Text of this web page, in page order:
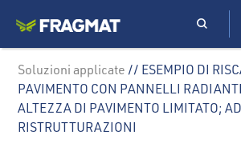
Soluzioni applicate // ESEMPIO DI
PAVIMENTO CON PANNELLI
ALTEZZA DI PAVIMENTO LIMITATO;
RISTRUTTURAZIONI